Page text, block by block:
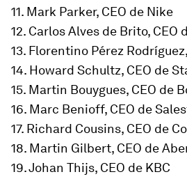
11. Mark Parker, CEO de Nike
12. Carlos Alves de Brito,
13. Florentino Pérez
14. Howard Schultz, CEO de
15. Martin Bouygues, CEO de
16. Marc Benioff, CEO de
17. Richard Cousins, CEO de
18. Martin Gilbert, CEO de
19. Johan Thijs, CEO de KBC